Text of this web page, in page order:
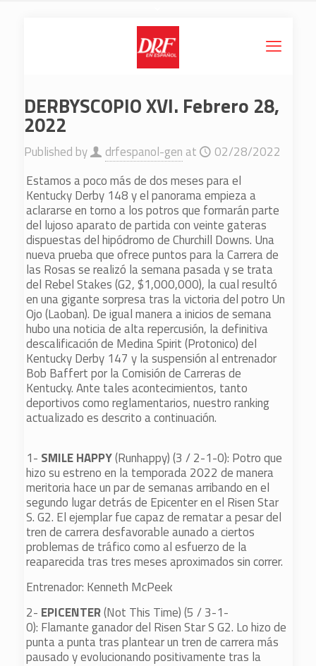
DERBYSCOPIO XVI. Febrero 28,
2022
Published by drfespanol-gen at
02/28/2022
Estamos a poco más de dos meses para el
Kentucky Derby 148 y el panorama empieza a
aclararse en torno a los potros que formarán parte
del lujoso aparato de partida con veinte gateras
dispuestas del hipódromo de Churchill Downs. Una
nueva prueba que ofrece puntos para la Carrera de
las Rosas se realizó la semana pasada y se trata
del Rebel Stakes (G2, $1,000,000), la cual resultó
en una gigante sorpresa tras la victoria del potro Un
Ojo (Laoban). De igual manera a inicios de semana
hubo una noticia de alta repercusión, la definitiva
descalificación de Medina Spirit (Protonico) del
Kentucky Derby 147 y la suspensión al entrenador
Bob Baffert por la Comisión de Carreras de
Kentucky. Ante tales acontecimientos, tanto
deportivos como reglamentarios, nuestro ranking
actualizado es descrito a continuación.
1- SMILE HAPPY(Runhappy) (3 / 2-1-0): Potro que
hizo su estreno en la temporada 2022 de manera
meritoria hace un par de semanas arribando en el
segundo lugar detrás de Epicenter en el Risen Star
S. G2. El ejemplar fue capaz de rematar a pesar del
tren de carrera desfavorable aunado a ciertos
problemas de tráfico como al esfuerzo de la
reaparecida tras tres meses aproximados sin correr.
Entrenador: Kenneth McPeek
2- EPICENTER(Not This Time) (5 / 3-1-
0): Flamante ganador del Risen Star S G2. Lo hizo de
punta a punta tras plantear un tren de carrera más
pausado y evolucionando positivamente tras la